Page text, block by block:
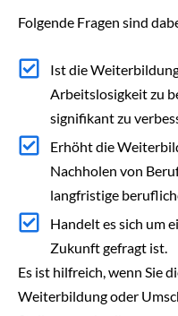
Folgende Fragen sind
Ist die
Arbeitslosigkeit zu
signifikant zu
Erhöht die
Nachholen von
langfristige
Handelt es sich um
Zukunft gefragt ist.
Es ist hilfreich, wenn Sie
Weiterbildung oder